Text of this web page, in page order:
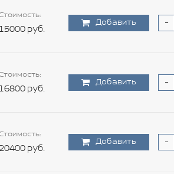
Стоимость:
15000 руб.
Добавить -
Стоимость:
16800 руб.
Добавить -
Стоимость:
руб.
Добавить -